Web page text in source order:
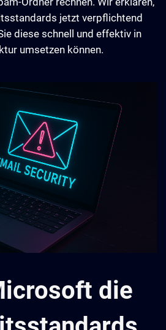
jetzt verpflichtend
diese schnell und effektiv in
umsetzen können.
die